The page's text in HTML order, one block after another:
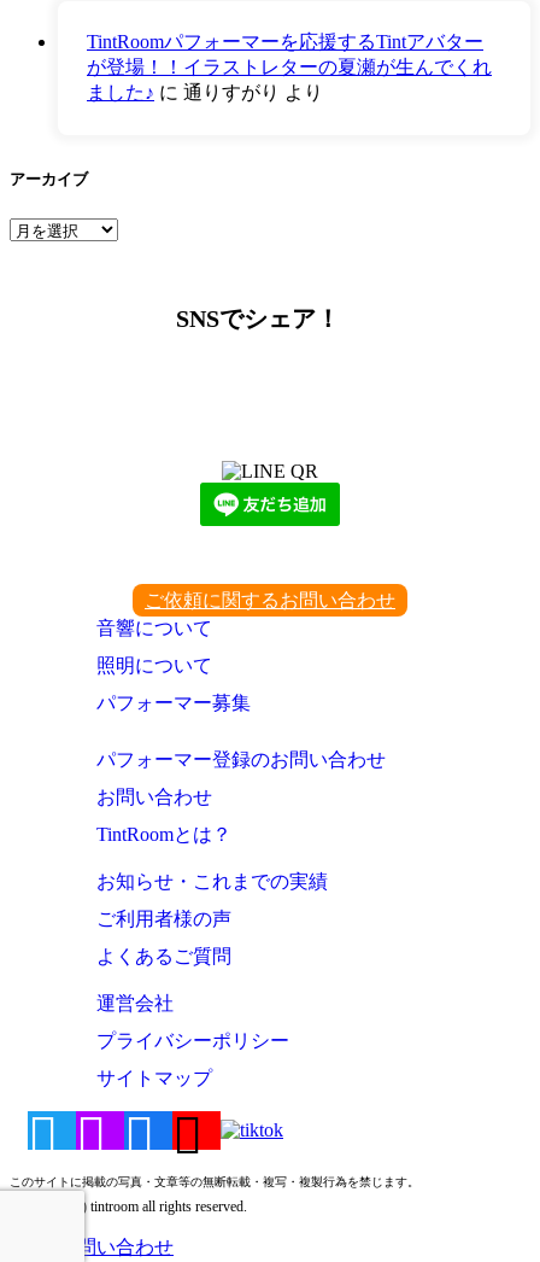
TintRoomパフォーマーを応援するTintアバター
が登場！！イラストレターの夏瀬が生んでくれ
ました♪ に 通りすがり より
アーカイブ
ア
SNSでシェア！
ご依頼に関するお問い合わせ
音響について
照明について
パフォーマー募集
パフォーマー登録のお問い合わせ
お問い合わせ
TintRoomとは？
お知らせ・これまでの実績
ご利用者様の声
よくあるご質問
運営会社
プライバシーポリシー
サイトマップ
このサイトに掲載の写真・文章等の無断転載・複写・複製行為を禁じます。
Copyright (c) tintroom all rights reserved.
お問い合わせ